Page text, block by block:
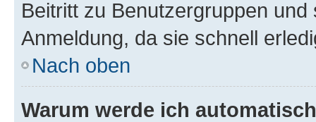
Beitritt zu Benutzergruppen
Anmeldung, da sie schnell
Nach oben
Warum werde ich